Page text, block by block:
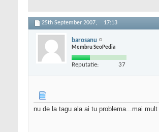
25th September 2007, 17:13
barosanu
Membru SeoPedia
Reputatie: 37
nu de la tagu ala ai tu problema...mai